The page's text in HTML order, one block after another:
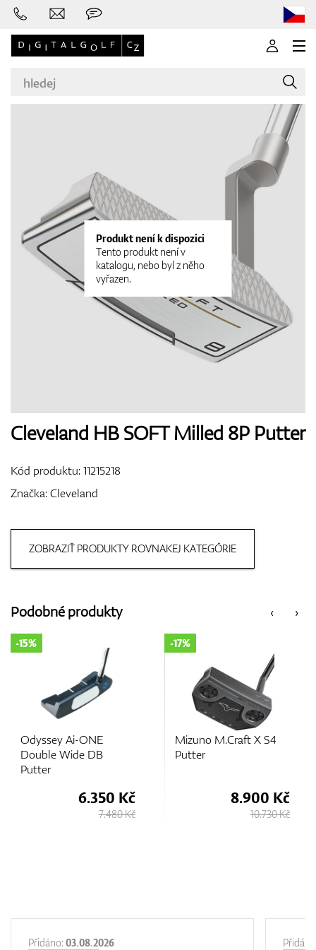
Golfové hole
Bagy
GPS/Dálkoměry
Doplňky
Dárkové poukazy
Produkt není k dispozici
Tento produkt není v
katalogu, nebo byl z něho
vyřazen.
Cleveland HB SOFT Milled 8P Putter
Kód produktu:11215218
Značka:Cleveland
ZOBRAZIŤ PRODUKTY ROVNAKEJ KATEGÓRIE
‹
Podobné produkty ›
Odyssey Ai-ONE
Double Wide DB
Putter
-15%
6.350 Kč
7.480 Kč
Mizuno M.Craft X S4
Putter
-17%
8.900 Kč
10.730 Kč
Přidáno: 03.08.2026